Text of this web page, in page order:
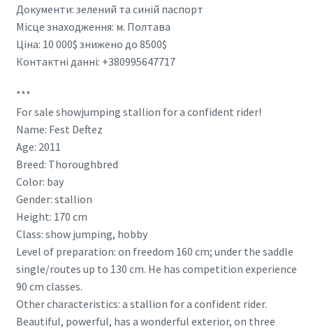
Документи: зелений та синій паспорт
Місце знаходження: м. Полтава
Ціна: 10 000$ знижено до 8500$
Контактні данні: +380995647717
***
For sale showjumping stallion for a confident rider!
Name: Fest Deftez
Age: 2011
Breed: Thoroughbred
Color: bay
Gender: stallion
Height: 170 cm
Class: show jumping, hobby
Level of preparation: on freedom 160 cm; under the saddle
single/routes up to 130 cm. He has competition experience
90 cm classes.
Other characteristics: a stallion for a confident rider.
Beautiful, powerful, has a wonderful exterior, on three